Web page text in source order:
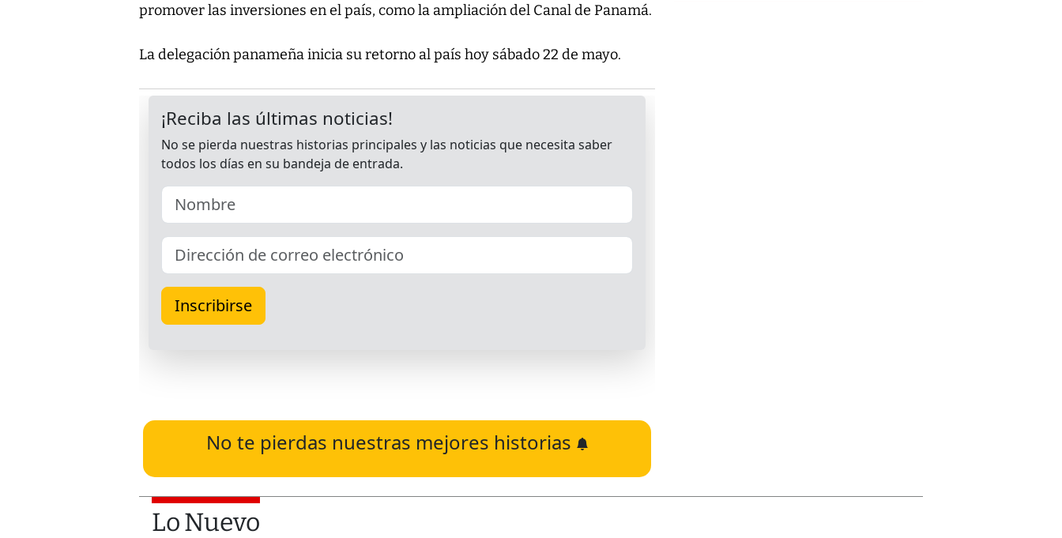
promover las inversiones en el país, como la ampliación del Canal de Panamá.
La delegación panameña inicia su retorno al país hoy sábado 22 de mayo.
No te pierdas nuestras mejores historias
Lo Nuevo